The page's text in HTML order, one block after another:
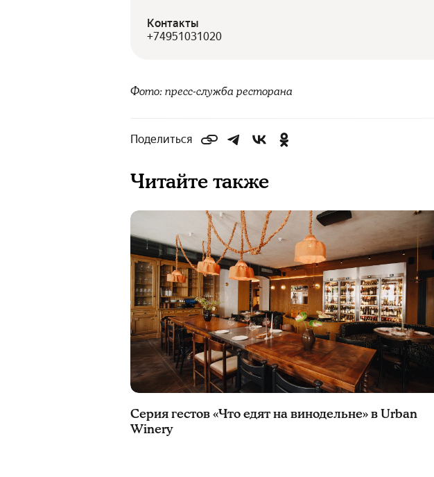
Контакты
+74951031020
Фото: пресс-служба ресторана
Поделиться
Читайте также
Серия гестов «Что едят на винодельне» в Urban
Winery